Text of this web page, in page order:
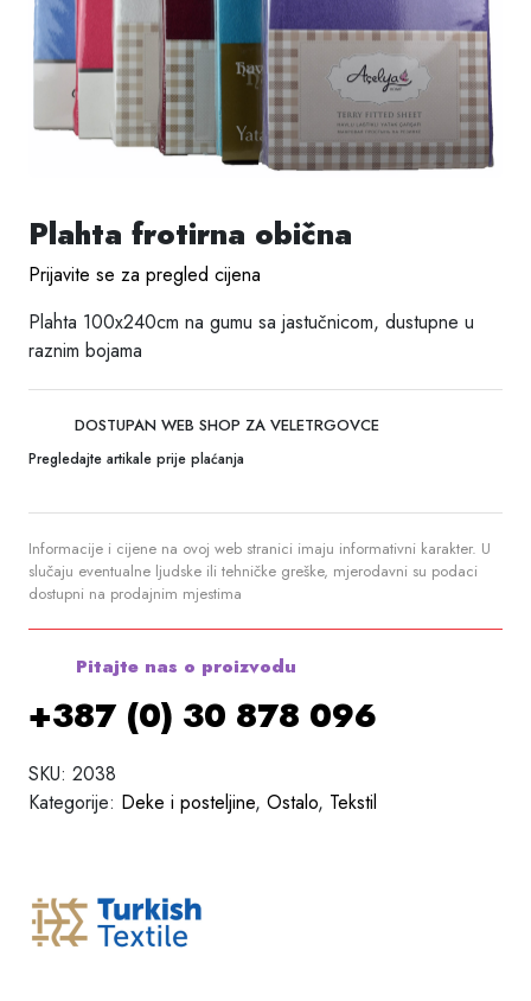
Plahta frotirna obična
Prijavite se za pregled cijena
Plahta 100x240cm na gumu sa jastučnicom, dustupne u
raznim bojama
DOSTUPAN WEB SHOP ZA VELETRGOVCE
Pregledajte artikale prije plaćanja
Informacije i cijene na ovoj web stranici imaju informativni karakter. U
slučaju eventualne ljudske ili tehničke greške, mjerodavni su podaci
dostupni na prodajnim mjestima
Pitajte nas o proizvodu
+387 (0) 30 878 096
SKU: 2038
Kategorije: Deke i posteljine, Ostalo, Tekstil